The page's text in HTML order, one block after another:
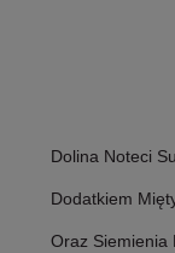
Dolina Noteci
Dodatkiem
Oraz Siemienia